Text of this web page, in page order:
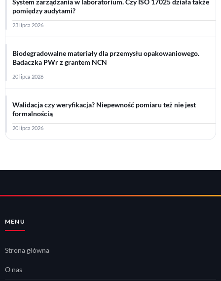
System zarządzania w laboratorium. Czy ISO 17025 działa także
pomiędzy audytami?
23 lipca 2026
Biodegradowalne materiały dla przemysłu opakowaniowego.
Badaczka PWr z grantem NCN
20 lipca 2026
Walidacja czy weryfikacja? Niepewność pomiaru też nie jest
formalnością
20 lipca 2026
MENU
Strona główna
O nas